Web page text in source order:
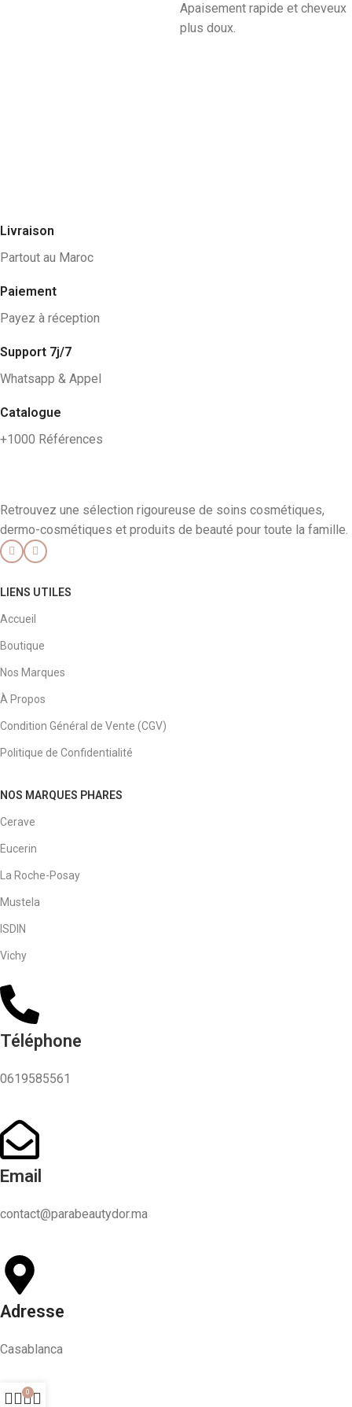
Apaisement rapide et cheveux
plus doux.
Livraison
Partout au Maroc
Paiement
Payez à réception
Support 7j/7
Whatsapp & Appel
Catalogue
+1000 Références
Retrouvez une sélection rigoureuse de soins cosmétiques,
dermo-cosmétiques et produits de beauté pour toute la famille.
LIENS UTILES
Accueil
Boutique
Nos Marques
À Propos
Condition Général de Vente (CGV)
Politique de Confidentialité
NOS MARQUES PHARES
Cerave
Eucerin
La Roche-Posay
Mustela
ISDIN
Vichy
Téléphone
0619585561
Email
contact@parabeautydor.ma
Adresse
Casablanca
0